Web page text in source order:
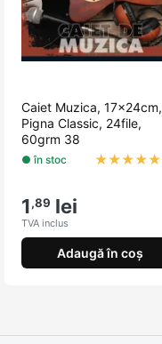
Caiet Muzica, 17x24cm,
Pigna Classic, 24file,
60grm 38
● în stoc ★★★★★
1,89 lei
TVA inclus
Adaugă în coș